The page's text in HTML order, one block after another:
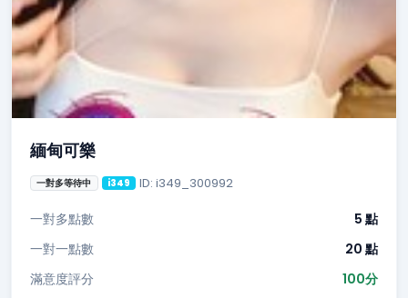
緬甸可樂
一對多等待中 i349 ID: i349_300992
一對多點數
5 點
一對一點數
20 點
滿意度評分
100分